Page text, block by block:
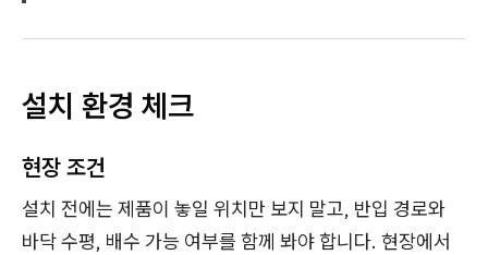
설치 환경 체크
현장 조건
설치 전에는 제품이 놓일 위치만 보지 말고, 반입 경로와
바닥 수평, 배수 가능 여부를 함께 봐야 합니다. 현장에서